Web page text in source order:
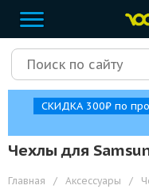
СКИДКА 300₽ по
Чехлы для
Главная / Аксессуары /